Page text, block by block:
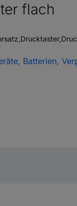
flach
Batterien,